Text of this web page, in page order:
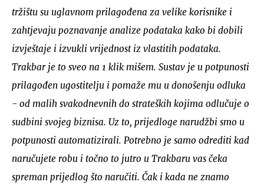
tržištu su uglavnom prilagođena za velike korisnike i
zahtjevaju poznavanje analize podataka kako bi dobili
izvještaje i izvukli vrijednost iz vlastitih podataka.
Trakbar je to sveo na 1 klik mišem. Sustav je u potpunosti
prilagođen ugostitelju i pomaže mu u donošenju odluka
- od malih svakodnevnih do strateških kojima odlučuje o
sudbini svojeg biznisa. Uz to, prijedloge narudžbi smo u
potpunosti automatizirali. Potrebno je samo odrediti kad
naručujete robu i točno to jutro u Trakbaru vas čeka
spreman prijedlog što naručiti. Čak i kada ne znamo